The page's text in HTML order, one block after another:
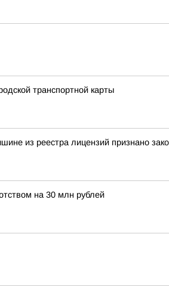
транспортной карты
из реестра лицензий признано
на 30 млн рублей